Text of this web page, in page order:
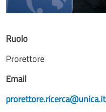
Ruolo
Prorettore
Email
prorettore.ricerca@unica.it